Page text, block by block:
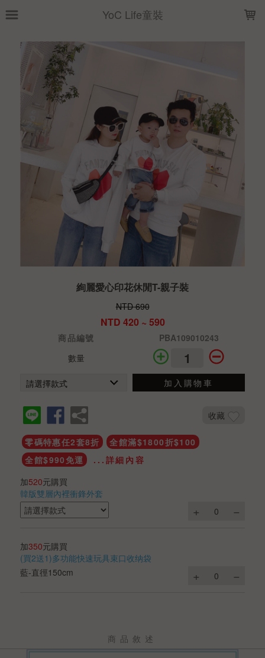
YoC Life童裝
絢麗愛心印花休閒T-親子裝
NTD 690
NTD 420 ~ 590
商品編號
PBA109010243
數量
加入購物車
收藏
零碼特惠任2套8折
全館滿$1800折$100
全館$990免運
...詳細內容
加520元購買
韓版雙層內裡衝鋒外套
加350元購買
(買2送1)多功能快速玩具束口收纳袋
藍-直徑150cm
商品敘述